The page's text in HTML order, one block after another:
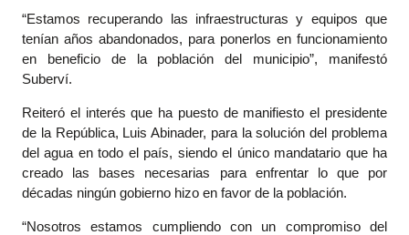
“Estamos recuperando las infraestructuras y equipos que
tenían años abandonados, para ponerlos en funcionamiento
en beneficio de la población del municipio”, manifestó
Suberví.
Reiteró el interés que ha puesto de manifiesto el presidente
de la República, Luis Abinader, para la solución del problema
del agua en todo el país, siendo el único mandatario que ha
creado las bases necesarias para enfrentar lo que por
décadas ningún gobierno hizo en favor de la población.
“Nosotros estamos cumpliendo con un compromiso del